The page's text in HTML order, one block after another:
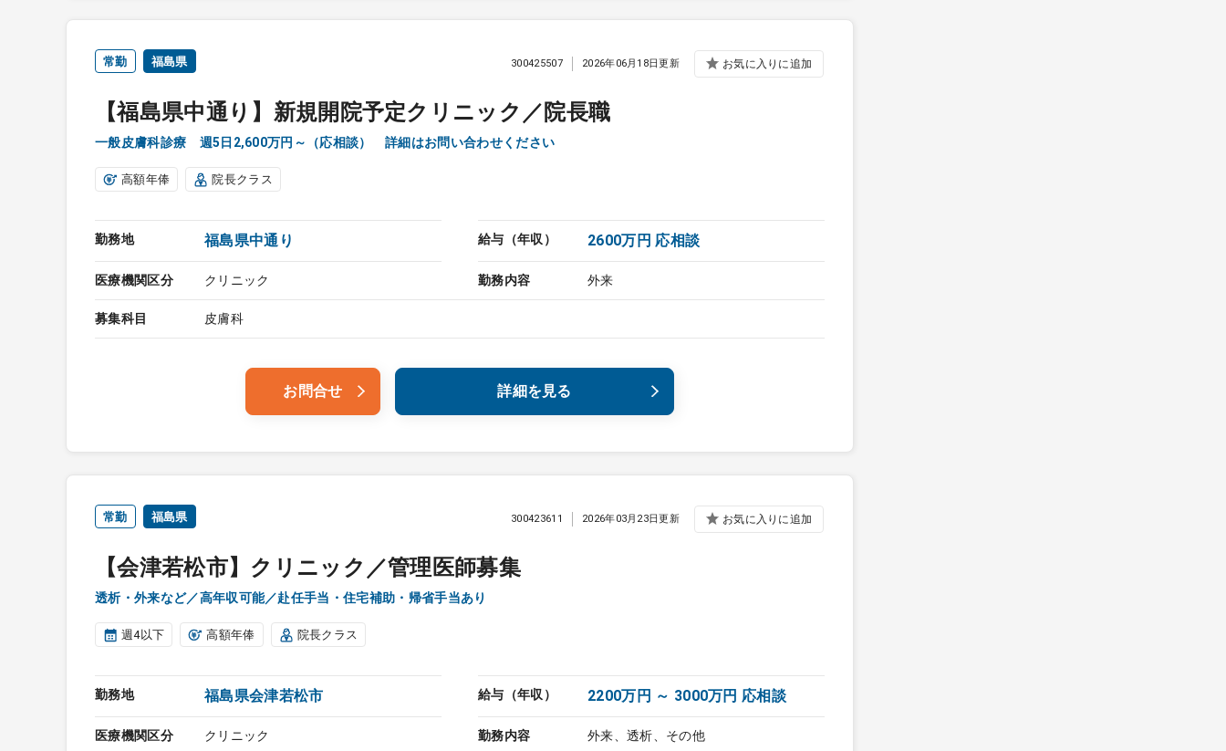
常勤 福島県
【福島県中通り】新規開院予定クリニック／院長職
一般皮膚科診療 週5日2,600万円～（応相談） 詳細はお問い合わせください
300425507 2026年06月18日更新 お気に入りに追加
高額年俸 院長クラス
勤務地 福島県中通り 給与（年収） 2600万円 応相談
医療機関区分 クリニック 勤務内容 外来
募集科目 皮膚科
お問合せ 詳細を見る
常勤 福島県
【会津若松市】クリニック／管理医師募集
透析・外来など／高年収可能／赴任手当・住宅補助・帰省手当あり
300423611 2026年03月23日更新 お気に入りに追加
週4以下 高額年俸 院長クラス
勤務地 福島県会津若松市 給与（年収） 2200万円 ～ 3000万円 応相談
医療機関区分 クリニック 勤務内容 外来、透析、その他